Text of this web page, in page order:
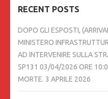
RECENT POSTS
DOPO GLI ESPOSTI,
MINISTERO
AD INTERVENIRE SULLA
SP131 03/04/2026 ORE
MORTE. 3 APRILE 2026